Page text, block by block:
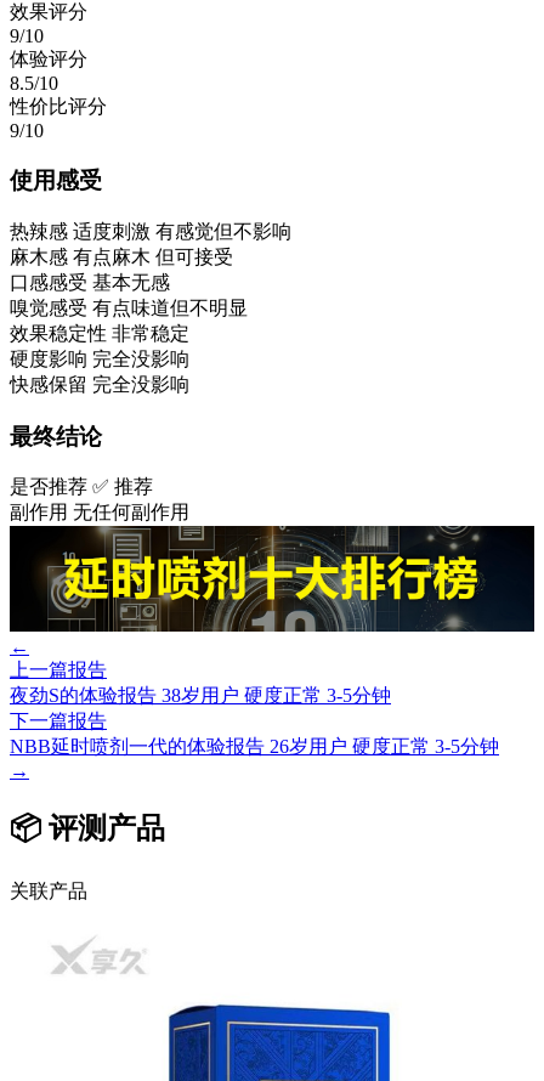
效果评分
9/10
体验评分
8.5/10
性价比评分
9/10
使用感受
热辣感 适度刺激 有感觉但不影响
麻木感 有点麻木 但可接受
口感感受 基本无感
嗅觉感受 有点味道但不明显
效果稳定性 非常稳定
硬度影响 完全没影响
快感保留 完全没影响
最终结论
是否推荐 ✅ 推荐
副作用 无任何副作用
←
上一篇报告
夜劲S的体验报告 38岁用户 硬度正常 3-5分钟
下一篇报告
NBB延时喷剂一代的体验报告 26岁用户 硬度正常 3-5分钟
→
📦 评测产品
关联产品